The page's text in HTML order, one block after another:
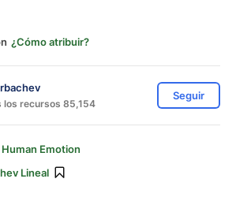
¿Cómo atribuir?
los recursos 85,154
Seguir
Human Emotion
Lineal